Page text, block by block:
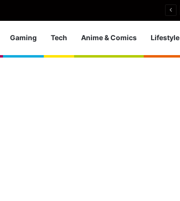
a Parigi 5 ori per l’azzurra
Gaming Tech Anime & Comics Lifestyle